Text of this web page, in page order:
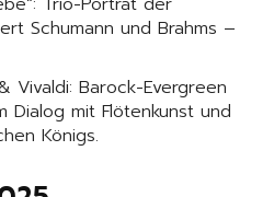
Schumann und Brahms –
Vivaldi: Barock-Evergreen
Dialog mit Flötenkunst und
Königs.